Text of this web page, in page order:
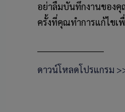
อย่าลืมบันทึกงานของ
ครั้งที่คุณทำการแก้ไขเ
ดาวน์โหลดโปรแกรม